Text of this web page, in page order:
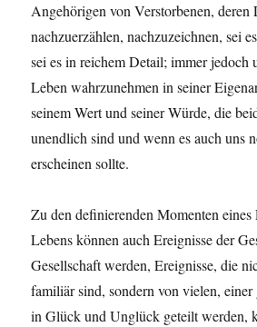
Angehörigen von Verstorbenen, deren
nachzuerzählen, nachzuzeichnen, sei
sei es in reichem Detail; immer jedoch
Leben wahrzunehmen in seiner
seinem Wert und seiner Würde, die
unendlich sind und wenn es auch uns
erscheinen sollte.
Zu den definierenden Momenten eines
Lebens können auch Ereignisse der
Gesellschaft werden, Ereignisse, die
familiär sind, sondern von vielen, einer
in Glück und Unglück geteilt werden,